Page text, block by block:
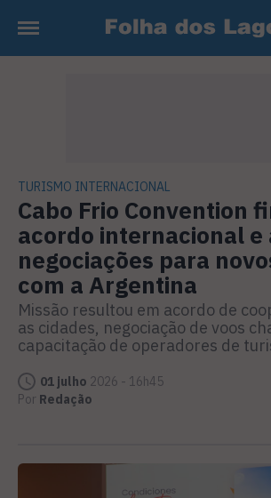
TURISMO INTERNACIONAL
Cabo Frio Convention
acordo internacional e
negociações para
com a Argentina
Missão resultou em acordo de
as cidades, negociação de voos
capacitação de operadores de
01 julho 2026 - 16h45
Por Redação